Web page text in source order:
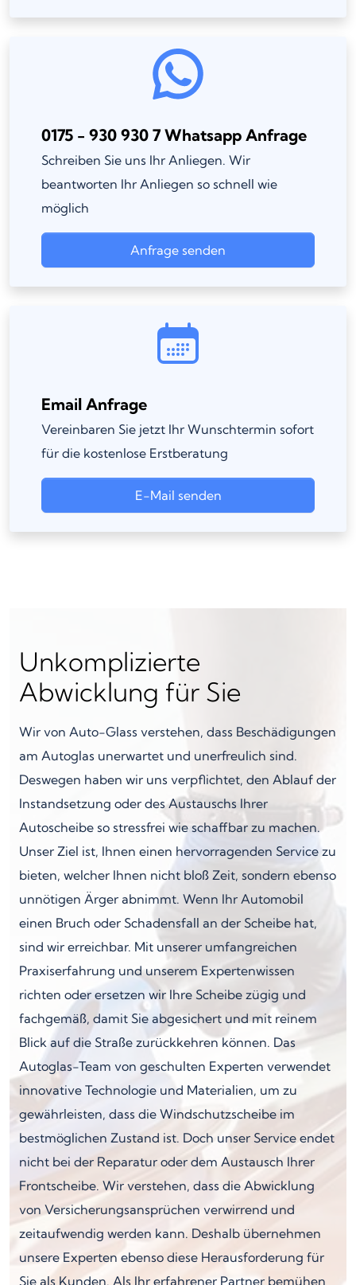
0175 - 930 930 7 Whatsapp Anfrage
Schreiben Sie uns Ihr Anliegen. Wir
beantworten Ihr Anliegen so schnell wie
möglich
Anfrage senden
Email Anfrage
Vereinbaren Sie jetzt Ihr Wunschtermin sofort
für die kostenlose Erstberatung
E-Mail senden
Unkomplizierte
Abwicklung für Sie
Wir von Auto-Glass verstehen, dass Beschädigungen
am Autoglas unerwartet und unerfreulich sind.
Deswegen haben wir uns verpflichtet, den Ablauf der
Instandsetzung oder des Austauschs Ihrer
Autoscheibe so stressfrei wie schaffbar zu machen.
Unser Ziel ist, Ihnen einen hervorragenden Service zu
bieten, welcher Ihnen nicht bloß Zeit, sondern ebenso
unnötigen Ärger abnimmt. Wenn Ihr Automobil
einen Bruch oder Schadensfall an der Scheibe hat,
sind wir erreichbar. Mit unserer umfangreichen
Praxiserfahrung und unserem Expertenwissen
richten oder ersetzen wir Ihre Scheibe zügig und
fachgemäß, damit Sie abgesichert und mit reinem
Blick auf die Straße zurückkehren können. Das
Autoglas-Team von geschulten Experten verwendet
innovative Technologie und Materialien, um zu
gewährleisten, dass die Windschutzscheibe im
bestmöglichen Zustand ist. Doch unser Service endet
nicht bei der Reparatur oder dem Austausch Ihrer
Frontscheibe. Wir verstehen, dass die Abwicklung
von Versicherungsansprüchen verwirrend und
zeitaufwendig werden kann. Deshalb übernehmen
unsere Experten ebenso diese Herausforderung für
Sie als Kunden. Als Ihr erfahrener Partner bemühen